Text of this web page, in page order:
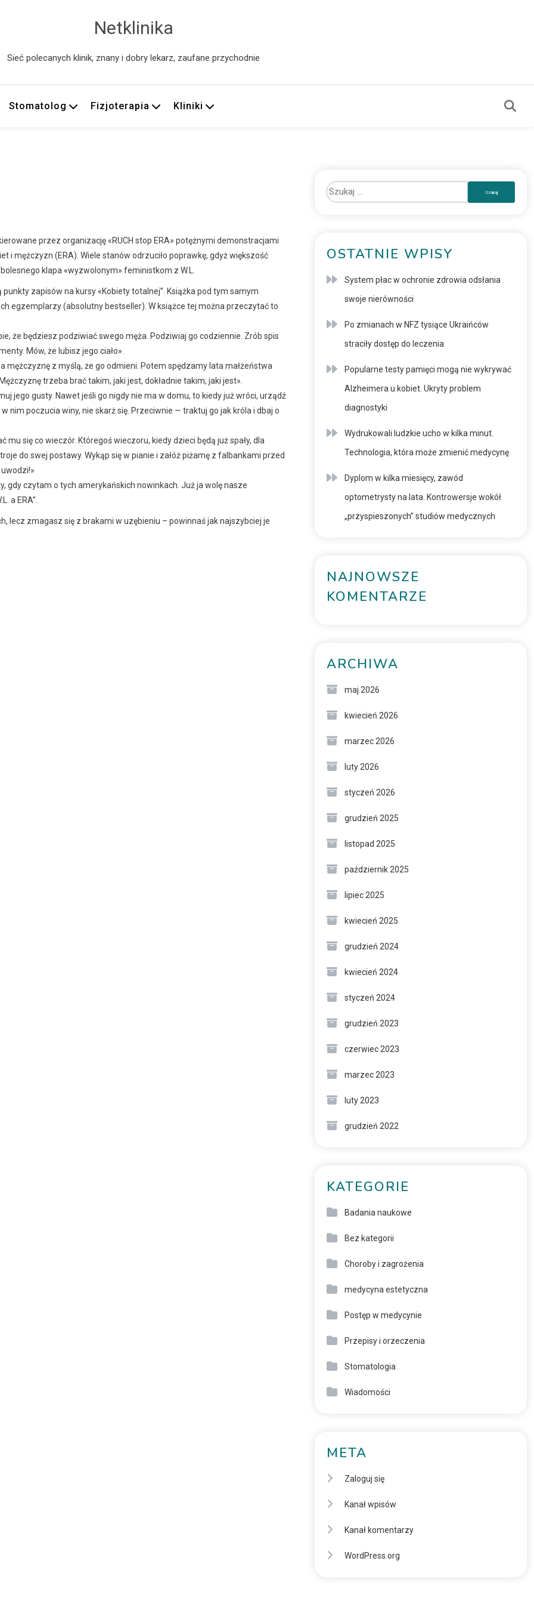
Netklinika
Sieć polecanych klinik, znany i dobry lekarz, zaufane przychodnie
Stomatolog Fizjoterapia Kliniki
przez organizację «RUCH stop ERA» potężnymi demonstracjami
mężczyzn (ERA). Wiele stanów odrzuciło poprawkę, gdyż większość
klapa «wyzwolonym» feministkom z W.L.
zapisów na kursy «Kobiety totalnej”. Książka pod tym samym
egzemplarzy (absolutny bestseller). W książce tej można przeczytać to
że będziesz podziwiać swego męża. Podziwiaj go codziennie. Zrób spis
Mów, że lubisz jego ciało».
mężczyznę z myślą, że go odmieni. Potem spędzamy lata małżeństwa
trzeba brać takim, jaki jest, dokładnie takim, jaki jest».
jego gusty. Nawet jeśli go nigdy nie ma w domu, to kiedy już wróci, urządź
nim poczucia winy, nie skarż się. Przeciwnie — traktuj go jak króla i dbaj o
się co wieczór. Któregoś wieczoru, kiedy dzieci będą już spały, dla
do swej postawy. Wykąp się w pianie i załóż piżamę z falbankami przed
gdy czytam o tych amerykańskich nowinkach. Już ja wolę nasze
a ERA”.
lecz zmagasz się z brakami w uzębieniu – powinnaś jak najszybciej je
OSTATNIE WPISY
System płac w ochronie zdrowia odsłania
swoje nierówności
Po zmianach w NFZ tysiące Ukraińców
straciły dostęp do leczenia
Popularne testy pamięci mogą nie wykrywać
Alzheimera u kobiet. Ukryty problem
diagnostyki
Wydrukowali ludzkie ucho w kilka minut.
Technologia, która może zmienić medycynę
Dyplom w kilka miesięcy, zawód
optometrysty na lata. Kontrowersje wokół
„przyspieszonych” studiów medycznych
NAJNOWSZE
KOMENTARZE
ARCHIWA
maj 2026
kwiecień 2026
marzec 2026
luty 2026
styczeń 2026
grudzień 2025
listopad 2025
październik 2025
lipiec 2025
kwiecień 2025
grudzień 2024
kwiecień 2024
styczeń 2024
grudzień 2023
czerwiec 2023
marzec 2023
luty 2023
grudzień 2022
KATEGORIE
Badania naukowe
Bez kategorii
Choroby i zagrożenia
medycyna estetyczna
Postęp w medycynie
Przepisy i orzeczenia
Stomatologia
Wiadomości
META
Zaloguj się
Kanał wpisów
Kanał komentarzy
WordPress.org